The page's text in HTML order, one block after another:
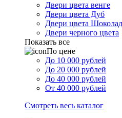
Двери цвета венге
Двери цвета Дуб
Двери цвета Шоколад
Двери черного цвета
Показать все
По цене
До 10 000 рублей
До 20 000 рублей
До 40 000 рублей
От 40 000 рублей
Смотреть весь каталог